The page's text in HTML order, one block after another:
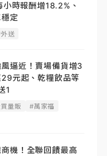
時報酬增18.2%、
定
送
風逼近！賣場備貨增3
元起、乾糧飲品等
1
量販
#萬家福
機！全聯回饋最高